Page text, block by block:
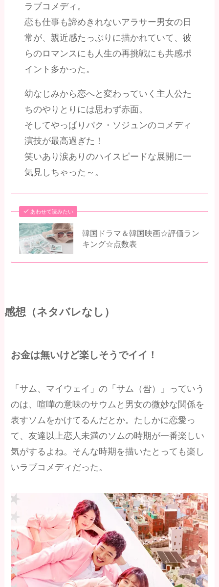
ラブコメディ。
恋も仕事も諦めきれないアラサー男女の日
常が、親近感たっぷりに描かれていて、彼
らのロマンスにも人生の再挑戦にも共感ポ
イント多かった。
幼なじみから恋へと変わっていく主人公た
ちのやりとりには思わず赤面。
そしてやっぱりパク・ソジュンのコメディ
演技が最高過ぎた！
笑いあり涙ありのハイスピードな展開に一
気見しちゃった～。
あわせて読みたい
韓国ドラマ＆韓国映画☆評価ラン
キング☆点数表
感想（ネタバレなし）
お金は無いけど楽しそうでイイ！
「サム、マイウェイ」の「サム（쌈）」っていう
のは、喧嘩の意味のサウムと男女の微妙な関係を
表すソムをかけてるんだとか。たしかに恋愛っ
て、友達以上恋人未満のソムの時期が一番楽しい
気がするよね。そんな時期を描いたとっても楽し
いラブコメディだった。